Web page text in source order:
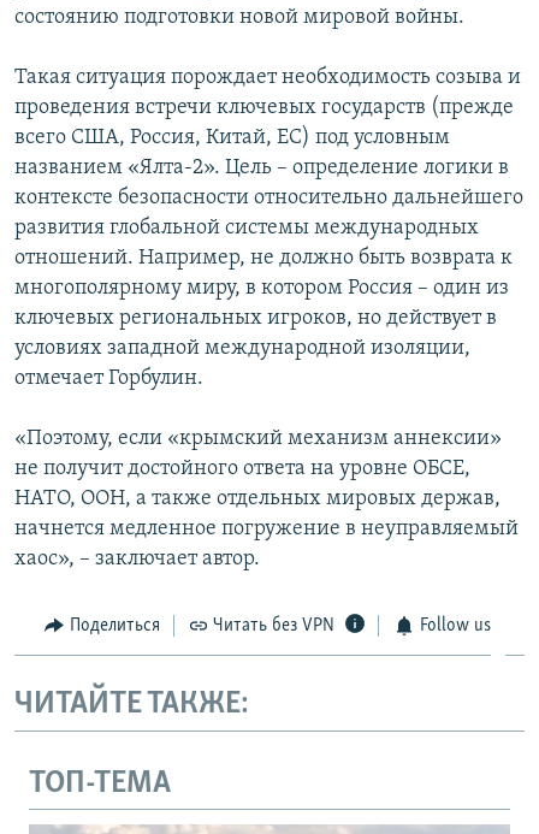
состоянию подготовки новой мировой войны.
Такая ситуация порождает необходимость созыва и
проведения встречи ключевых государств (прежде
всего США, Россия, Китай, ЕС) под условным
названием «Ялта-2». Цель – определение логики в
контексте безопасности относительно дальнейшего
развития глобальной системы международных
отношений. Например, не должно быть возврата к
многополярному миру, в котором Россия – один из
ключевых региональных игроков, но действует в
условиях западной международной изоляции,
отмечает Горбулин.
«Поэтому, если «крымский механизм аннексии»
не получит достойного ответа на уровне ОБСЕ,
НАТО, ООН, а также отдельных мировых держав,
начнется медленное погружение в неуправляемый
хаос», – заключает автор.
Поделиться Читать без VPN Follow us
ЧИТАЙТЕ ТАКЖЕ:
ТОП-ТЕМА